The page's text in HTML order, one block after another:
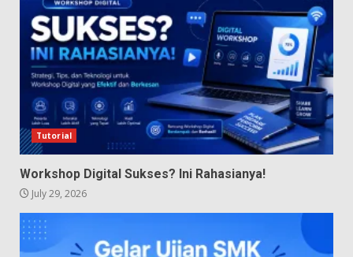
Tutorial
Workshop Digital Sukses? Ini Rahasianya!
July 29, 2026